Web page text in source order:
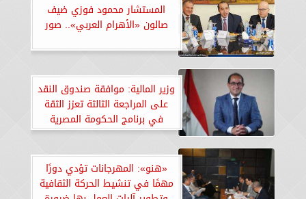
المستشار محمود فوزي ضيف
صالون «الأهرام العربي».. صور
وزير المالية: موافقة صندوق النقد
على المراجعة الثالثة تعزز الثقة
في برنامج الحكومة المصرية
والإصلاحات المالية
«هنو»: المهرجانات تؤدي دورًا
مهمًا في تنشيط الحركة الثقافية